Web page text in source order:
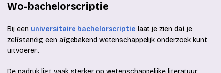
Wo-bachelorscriptie
Bij een universitaire bachelorscriptie laat je zien dat je
zelfstandig een afgebakend wetenschappelijk onderzoek kunt
uitvoeren.
De nadruk ligt vaak sterker op wetenschappelijke literatuur,